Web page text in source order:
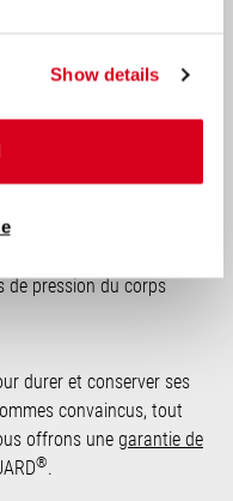
Show details
de pression du corps
durer et conserver ses
convaincus, tout
offrons une garantie de
®.